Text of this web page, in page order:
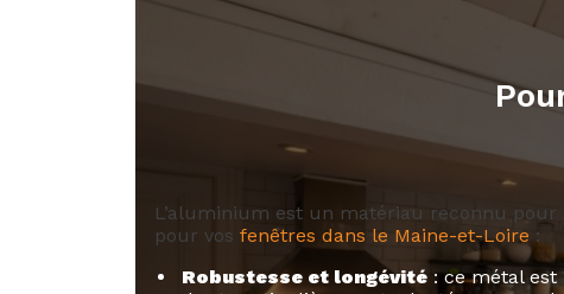
L’aluminium est un matériau reconnu pour
pour vos fenêtres dans le Maine-et-Loire :
Robustesse et longévité : ce métal